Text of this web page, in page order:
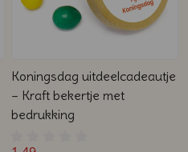
Koningsdag uitdeelcadeautje
– Kraft bekertje met
bedrukking